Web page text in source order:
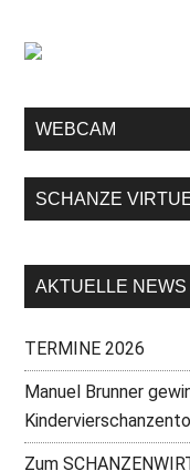
WEBCAM
SCHANZE
AKTUELLE NEWS
TERMINE 2026
Manuel Brunner
Zum